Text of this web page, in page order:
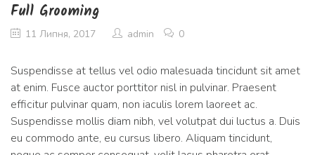
Full Grooming
11 Липня, 2017 admin 0
Suspendisse at tellus vel odio malesuada tincidunt sit amet
at enim. Fusce auctor porttitor nisl in pulvinar. Praesent
efficitur pulvinar quam, non iaculis lorem laoreet ac.
Suspendisse mollis diam nibh, vel volutpat dui luctus a. Duis
eu commodo ante, eu cursus libero. Aliquam tincidunt,